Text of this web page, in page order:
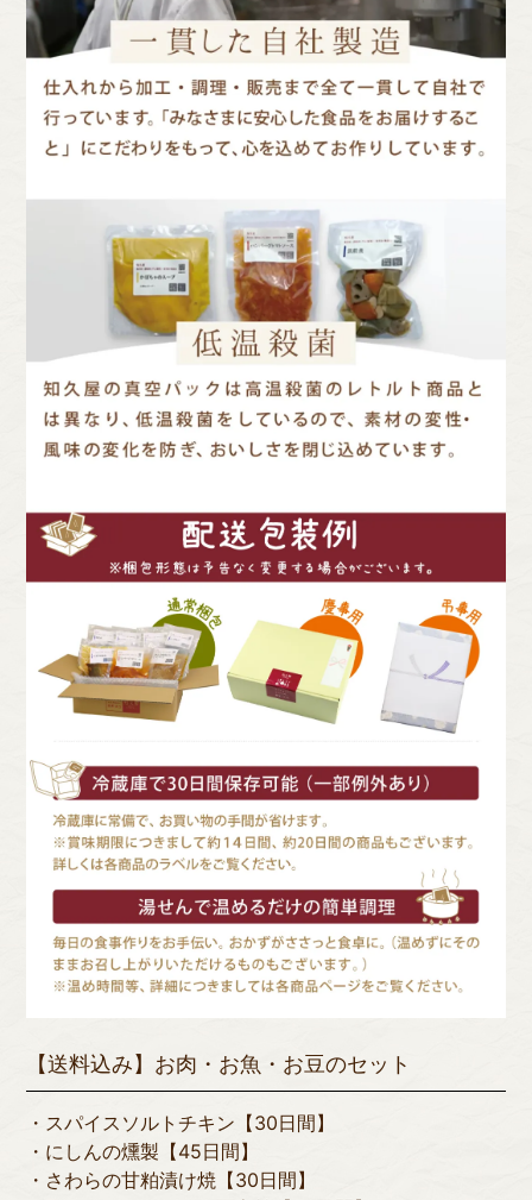
【送料込み】お肉・お魚・お豆のセット
・スパイスソルトチキン【30日間】
・にしんの燻製【45日間】
・さわらの甘粕漬け焼【30日間】